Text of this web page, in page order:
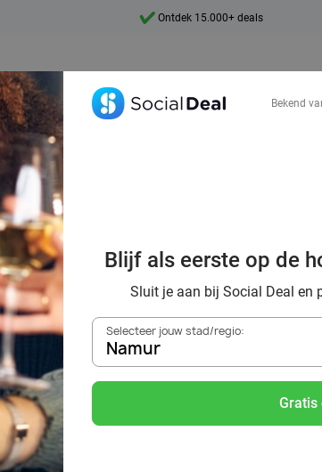
7 dagen per week beschikbaar
9,4
uit in regio
voor een
Namur
Bekend
Blijf als eerste op de
Sluit je aan bij Social Deal en
Selecteer jouw stad/regio:
Namur
Gratis